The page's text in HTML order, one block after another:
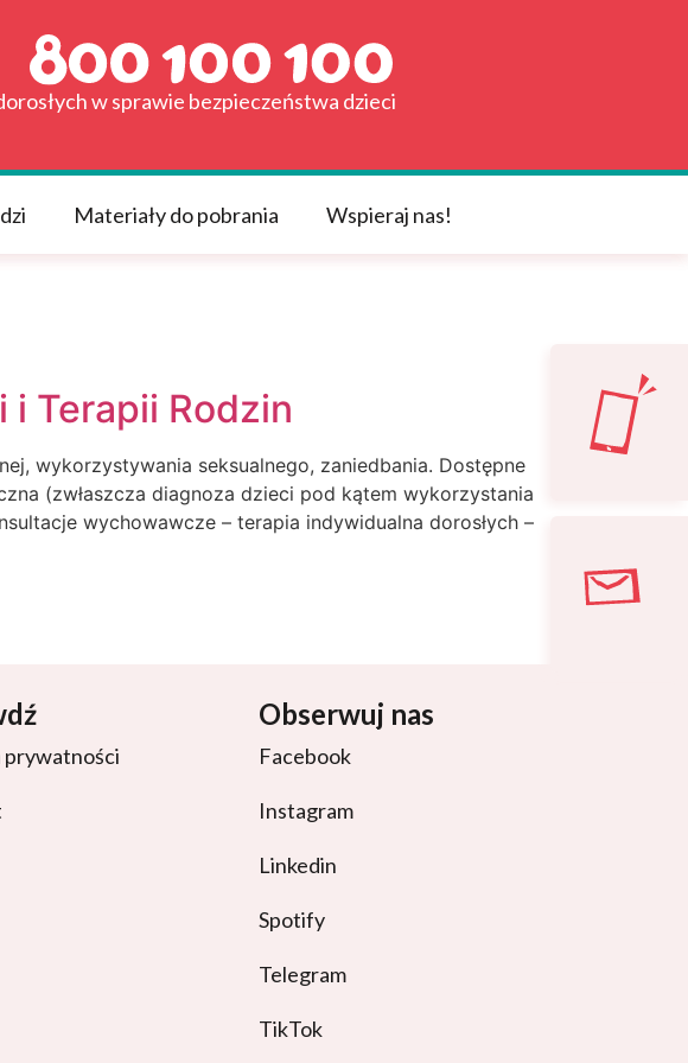
w sprawie bezpieczeństwa dzieci
Materiały do pobrania Wspieraj nas!
Terapii Rodzin
wykorzystywania seksualnego, zaniedbania. Dostępne
(zwłaszcza diagnoza dzieci pod kątem wykorzystania
wychowawcze – terapia indywidualna dorosłych –
prywatności
Obserwuj nas
Facebook
Instagram
Linkedin
Spotify
Telegram
TikTok